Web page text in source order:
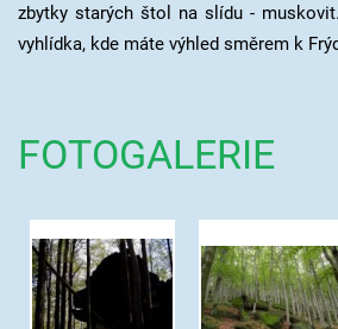
zbytky starých štol na slídu -
vyhlídka, kde máte výhled směrem k
FOTOGALERIE